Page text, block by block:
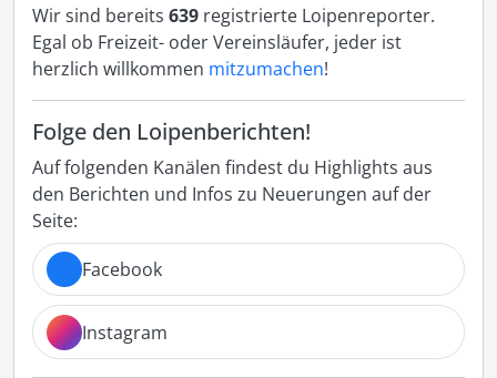
Wir sind bereits 639 registrierte Loipenreporter.
Egal ob Freizeit- oder Vereinsläufer, jeder ist
herzlich willkommen mitzumachen!
Folge den Loipenberichten!
Auf folgenden Kanälen findest du Highlights aus
den Berichten und Infos zu Neuerungen auf der
Seite:
Facebook
Instagram